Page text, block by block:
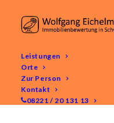
Leistungen
Orte
Zur Person
Kontakt
08221 / 20 131 13
Unterallgäu